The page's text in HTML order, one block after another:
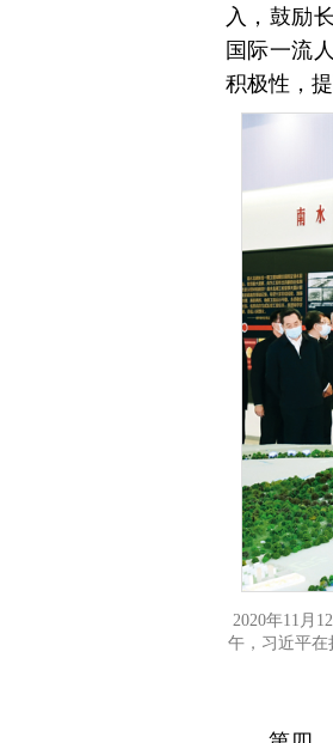
入，鼓励
国际一流
积极性，
2020年11月
午，习近平